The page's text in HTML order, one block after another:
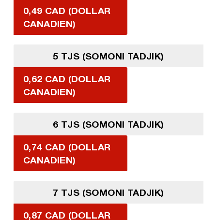
0,49 CAD (DOLLAR
CANADIEN)
5 TJS (SOMONI TADJIK)
0,62 CAD (DOLLAR
CANADIEN)
6 TJS (SOMONI TADJIK)
0,74 CAD (DOLLAR
CANADIEN)
7 TJS (SOMONI TADJIK)
0,87 CAD (DOLLAR